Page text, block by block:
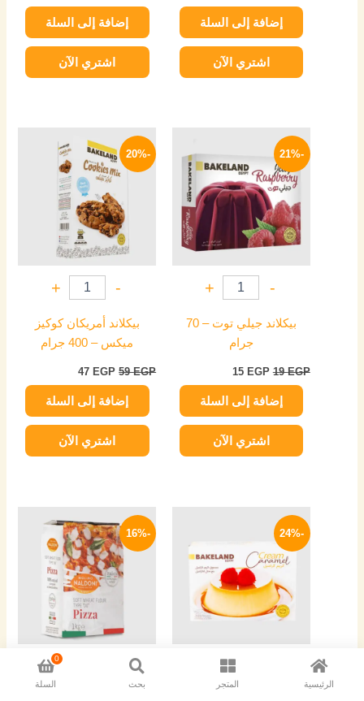
إضافة إلى السلة
اشتري الآن
إضافة إلى السلة
اشتري الآن
-21%
-
+
بيكلاند جيلي توت – 70
جرام
19EGP
19 EGP.
15 EGP
هو:
إضافة إلى السلة
اشتري الآن
-20%
-
+
بيكلاند أمريكان كوكيز
ميكس – 400 جرام
59EGP
الأصلي
هو:
59 EGP.
47 EGP
الحالي
هو:
47 EGP.
إضافة إلى السلة
اشتري الآن
-24%
25 EGP.
19 EGP.
-16%
+
الأصلي
هو:
190 EGP.
الحالي
هو:
159 EGP.
الرئيسية المتجر بحث
0
السلة